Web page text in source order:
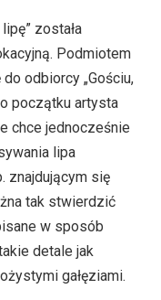
została
Podmiotem
odbiorcy „Gościu,
początku artysta
chce jednocześnie
lipa
znajdującym się
tak stwierdzić
w sposób
detale jak
gałęziami.